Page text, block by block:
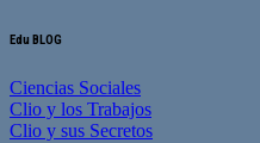
Edu BLOG
Ciencias Sociales
Clio y los Trabajos
Clio y sus Secretos